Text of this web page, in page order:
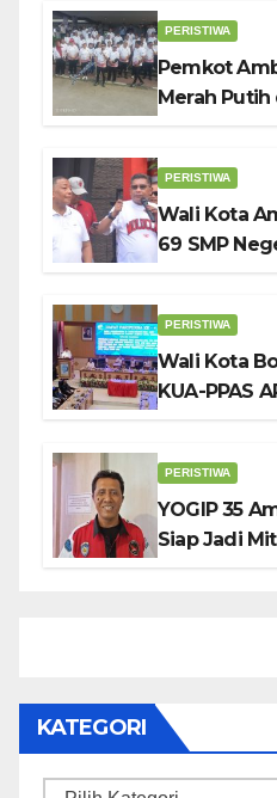
PERISTIWA
Pemkot
Merah
PERISTIWA
Wali Kota
69 SMP
PERISTIWA
Wali Kota
KUA-PPAS
PERISTIWA
YOGIP 35
Siap Jadi
KATEGORI
Kategori